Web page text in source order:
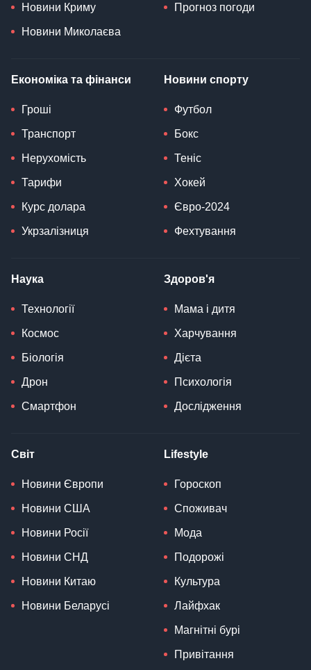
Новини Криму
Новини Миколаєва
Прогноз погоди
Економіка та фінанси
Гроші
Транспорт
Нерухомість
Тарифи
Курс долара
Укрзалізниця
Новини спорту
Футбол
Бокс
Теніс
Хокей
Євро-2024
Фехтування
Наука
Технології
Космос
Біологія
Дрон
Смартфон
Здоров'я
Мама і дитя
Харчування
Дієта
Психологія
Дослідження
Світ
Новини Європи
Новини США
Новини Росії
Новини СНД
Новини Китаю
Новини Беларусі
Lifestyle
Гороскоп
Споживач
Мода
Подорожі
Культура
Лайфхак
Магнітні бурі
Привітання